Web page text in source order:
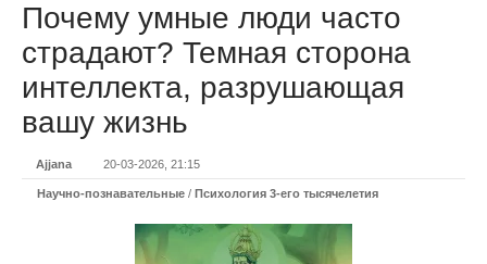
Почему умные люди часто
страдают? Темная сторона
интеллекта, разрушающая
вашу жизнь
Ajjana 20-03-2026, 21:15
Научно-познавательные / Психология 3-его тысячелетия